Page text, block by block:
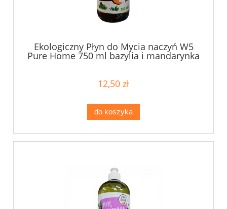
Ekologiczny Płyn do Mycia naczyń W5
Pure Home 750 ml bazylia i mandarynka
12,50 zł
do koszyka